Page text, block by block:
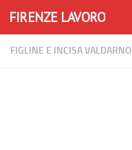
Skip to content
FIRENZE LAVORO
FIGLINE E INCISA VALDARNO